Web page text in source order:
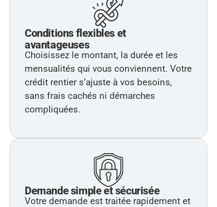
Conditions flexibles et
avantageuses
Choisissez le montant, la durée et les
mensualités qui vous conviennent. Votre
crédit rentier s’ajuste à vos besoins,
sans frais cachés ni démarches
compliquées.
Demande simple et sécurisée
Votre demande est traitée rapidement et